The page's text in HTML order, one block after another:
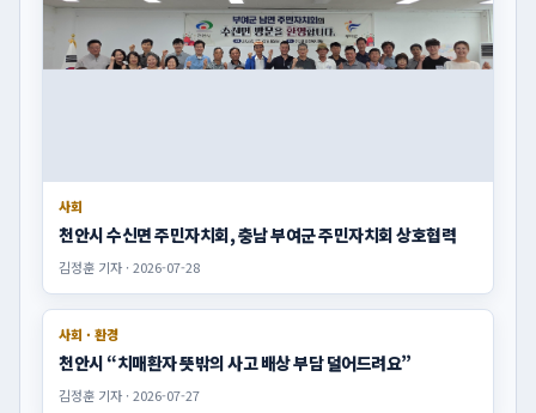
사회
천안시 수신면 주민자치회, 충남 부여군 주민자치회 상호협력
김정훈 기자 · 2026-07-28
사회 · 환경
천안시 “치매환자 뜻밖의 사고 배상 부담 덜어드려요”
김정훈 기자 · 2026-07-27